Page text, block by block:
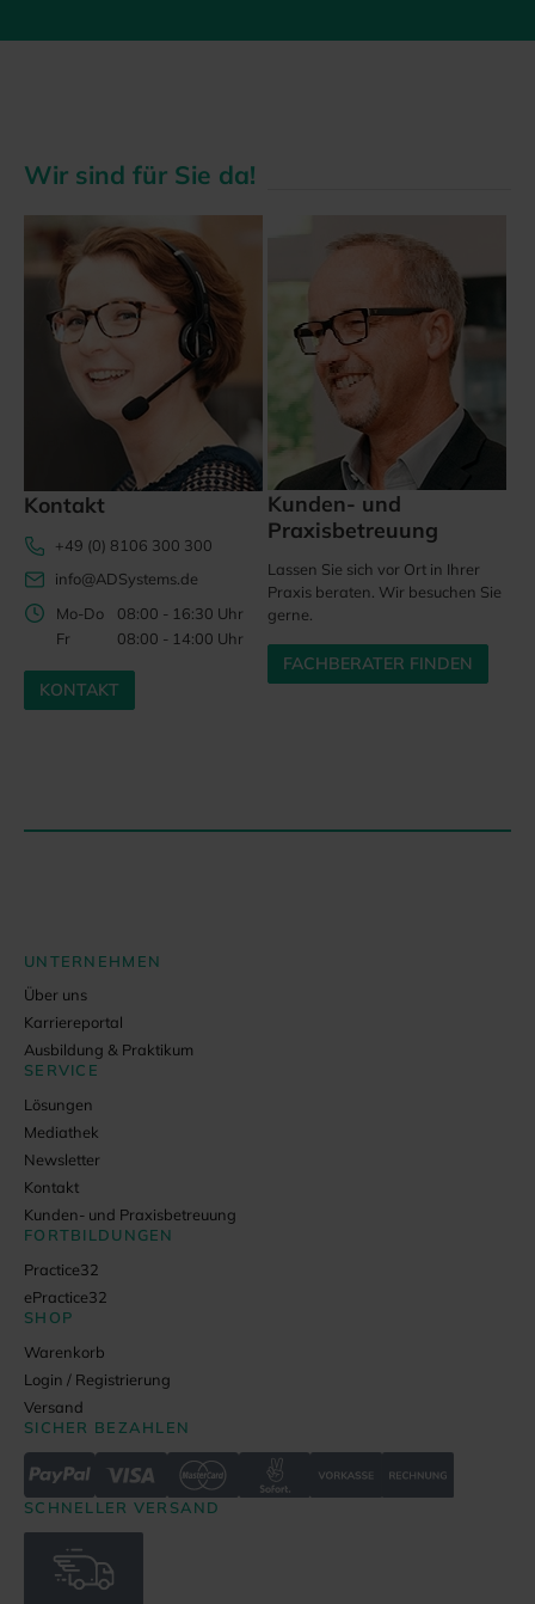
Wir sind für Sie da!
Kontakt
+49 (0) 8106 300 300
info@ADSystems.de
Mo-Do
08:00 - 16:30 Uhr
Fr
08:00 - 14:00 Uhr
KONTAKT
Kunden- und
Praxisbetreuung
Lassen Sie sich vor Ort in Ihrer
Praxis beraten. Wir besuchen Sie
gerne.
FACHBERATER FINDEN
UNTERNEHMEN
Über uns
Karriereportal
Ausbildung & Praktikum
SERVICE
Lösungen
Mediathek
Newsletter
Kontakt
Kunden- und Praxisbetreuung
FORTBILDUNGEN
Practice32
ePractice32
SHOP
Warenkorb
Login / Registrierung
Versand
SICHER BEZAHLEN
SCHNELLER VERSAND